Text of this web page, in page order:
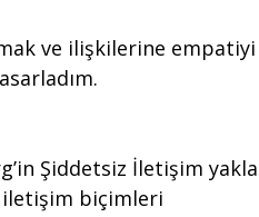
ve ilişkilerine
Şiddetsiz İletişim
iletişim biçimleri